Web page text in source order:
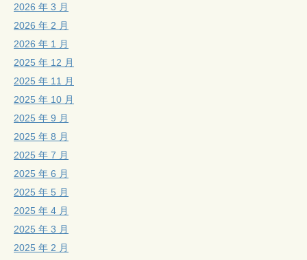
2026 年 3 月
2026 年 2 月
2026 年 1 月
2025 年 12 月
2025 年 11 月
2025 年 10 月
2025 年 9 月
2025 年 8 月
2025 年 7 月
2025 年 6 月
2025 年 5 月
2025 年 4 月
2025 年 3 月
2025 年 2 月